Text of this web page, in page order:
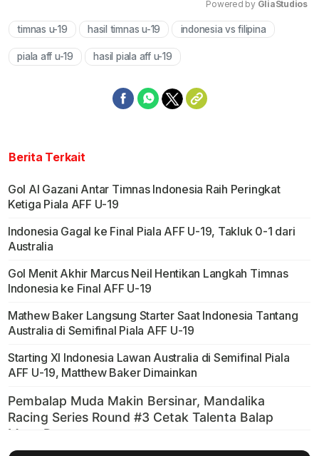
Mute
Powered by GliaStudios
timnas u-19 hasil timnas u-19 indonesia vs filipina
piala aff u-19 hasil piala aff u-19
Berita Terkait
Gol Al Gazani Antar Timnas Indonesia Raih Peringkat
Ketiga Piala AFF U-19
Indonesia Gagal ke Final Piala AFF U-19, Takluk 0-1 dari
Australia
Gol Menit Akhir Marcus Neil Hentikan Langkah Timnas
Indonesia ke Final AFF U-19
Mathew Baker Langsung Starter Saat Indonesia Tantang
Australia di Semifinal Piala AFF U-19
Starting XI Indonesia Lawan Australia di Semifinal Piala
AFF U-19, Matthew Baker Dimainkan